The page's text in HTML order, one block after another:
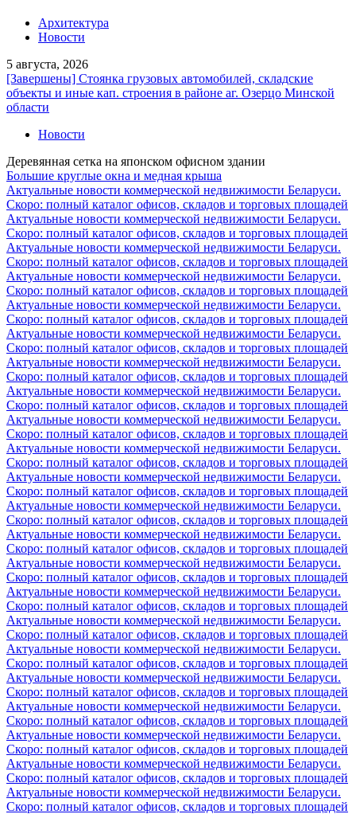
Архитектура
Новости
5 августа, 2026
[Завершены] Стоянка грузовых автомобилей, складские
объекты и иные кап. строения в районе аг. Озерцо Минской
области
Новости
Деревянная сетка на японском офисном здании
Большие круглые окна и медная крыша
Актуальные новости коммерческой недвижимости Беларуси.
Скоро: полный каталог офисов, складов и торговых площадей
Актуальные новости коммерческой недвижимости Беларуси.
Скоро: полный каталог офисов, складов и торговых площадей
Актуальные новости коммерческой недвижимости Беларуси.
Скоро: полный каталог офисов, складов и торговых площадей
Актуальные новости коммерческой недвижимости Беларуси.
Скоро: полный каталог офисов, складов и торговых площадей
Актуальные новости коммерческой недвижимости Беларуси.
Скоро: полный каталог офисов, складов и торговых площадей
Актуальные новости коммерческой недвижимости Беларуси.
Скоро: полный каталог офисов, складов и торговых площадей
Актуальные новости коммерческой недвижимости Беларуси.
Скоро: полный каталог офисов, складов и торговых площадей
Актуальные новости коммерческой недвижимости Беларуси.
Скоро: полный каталог офисов, складов и торговых площадей
Актуальные новости коммерческой недвижимости Беларуси.
Скоро: полный каталог офисов, складов и торговых площадей
Актуальные новости коммерческой недвижимости Беларуси.
Скоро: полный каталог офисов, складов и торговых площадей
Актуальные новости коммерческой недвижимости Беларуси.
Скоро: полный каталог офисов, складов и торговых площадей
Актуальные новости коммерческой недвижимости Беларуси.
Скоро: полный каталог офисов, складов и торговых площадей
Актуальные новости коммерческой недвижимости Беларуси.
Скоро: полный каталог офисов, складов и торговых площадей
Актуальные новости коммерческой недвижимости Беларуси.
Скоро: полный каталог офисов, складов и торговых площадей
Актуальные новости коммерческой недвижимости Беларуси.
Скоро: полный каталог офисов, складов и торговых площадей
Актуальные новости коммерческой недвижимости Беларуси.
Скоро: полный каталог офисов, складов и торговых площадей
Актуальные новости коммерческой недвижимости Беларуси.
Скоро: полный каталог офисов, складов и торговых площадей
Актуальные новости коммерческой недвижимости Беларуси.
Скоро: полный каталог офисов, складов и торговых площадей
Актуальные новости коммерческой недвижимости Беларуси.
Скоро: полный каталог офисов, складов и торговых площадей
Актуальные новости коммерческой недвижимости Беларуси.
Скоро: полный каталог офисов, складов и торговых площадей
Актуальные новости коммерческой недвижимости Беларуси.
Скоро: полный каталог офисов, складов и торговых площадей
Актуальные новости коммерческой недвижимости Беларуси.
Скоро: полный каталог офисов, складов и торговых площадей